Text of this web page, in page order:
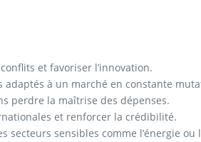
et favoriser l’innovation.
à un marché en constante
perdre la maîtrise des dépenses.
et renforcer la crédibilité.
sensibles comme l’énergie